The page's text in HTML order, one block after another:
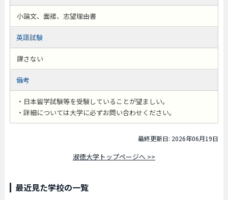
小論文、面接、志望理由書
英語試験
課さない
備考
・日本留学試験等を受験していることが望ましい。
・詳細については大学に必ずお問い合わせください。
最終更新日: 2026年06月19日
淑徳大学トップページへ >>
最近見た学校の一覧